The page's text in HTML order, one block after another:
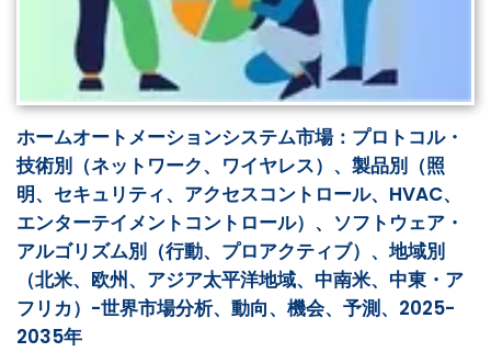
ホームオートメーションシステム市場：プロトコル・
技術別（ネットワーク、ワイヤレス）、製品別（照
明、セキュリティ、アクセスコントロール、HVAC、
エンターテイメントコントロール）、ソフトウェア・
アルゴリズム別（行動、プロアクティブ）、地域別
（北米、欧州、アジア太平洋地域、中南米、中東・ア
フリカ）-世界市場分析、動向、機会、予測、2025-
2035年